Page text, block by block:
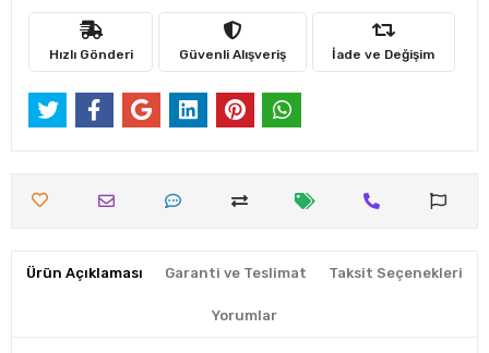
Hızlı Gönderi Güvenli Alışveriş İade ve Değişim
Ürün Açıklaması Garanti ve Teslimat Taksit Seçenekleri
Yorumlar